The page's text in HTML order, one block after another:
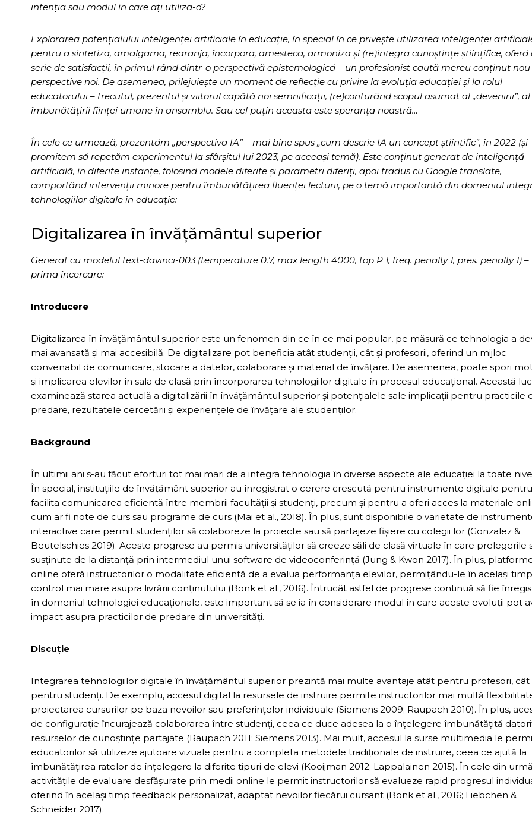
intenția sau modul în care ați utiliza-o?
Explorarea potențialului inteligenței artificiale în educație, în special în ce privește utilizarea inteligenței
pentru a sintetiza, amalgama, rearanja, încorpora, amesteca, armoniza și (re)integra cunoștințe științifice, oferă
serie de satisfacții, în primul rând dintr-o perspectivă epistemologică – un profesionist caută mereu conținut nou
perspective noi. De asemenea, prilejuiește un moment de reflecție cu privire la evoluția educației și la rolul
educatorului – trecutul, prezentul și viitorul capătă noi semnificații, (re)conturând scopul asumat al „devenirii”, al
îmbunătățirii ființei umane în ansamblu. Sau cel puțin aceasta este speranța noastră…
În cele ce urmează, prezentăm „perspectiva IA” – mai bine spus „cum descrie IA un concept științific”, în 2022 (și
promitem să repetăm experimentul la sfârșitul lui 2023, pe aceeași temă). Este conținut generat de inteligență
artificială, în diferite instanțe, folosind modele diferite și parametri diferiți, apoi tradus cu Google translate,
comportând intervenții minore pentru îmbunătățirea fluenței lecturii, pe o temă importantă din domeniul
tehnologiilor digitale în educație:
Digitalizarea în învățământul superior
Generat cu modelul text-davinci-003 (temperature 0.7, max length 4000, top P 1, freq. penalty 1, pres. penalty 1) –
prima încercare:
Introducere
Digitalizarea în învățământul superior este un fenomen din ce în ce mai popular, pe măsură ce tehnologia a
mai avansată și mai accesibilă. De digitalizare pot beneficia atât studenții, cât și profesorii, oferind un mijloc
convenabil de comunicare, stocare a datelor, colaborare și material de învățare. De asemenea, poate spori
și implicarea elevilor în sala de clasă prin încorporarea tehnologiilor digitale în procesul educațional. Această
examinează starea actuală a digitalizării în învățământul superior și potențialele sale implicații pentru practicile
predare, rezultatele cercetării și experiențele de învățare ale studenților.
Background
În ultimii ani s-au făcut eforturi tot mai mari de a integra tehnologia în diverse aspecte ale educației la toate
În special, instituțiile de învățământ superior au înregistrat o cerere crescută pentru instrumente digitale
facilita comunicarea eficientă între membrii facultății și studenți, precum și pentru a oferi acces la materiale
cum ar fi note de curs sau programe de curs (Mai et al., 2018). În plus, sunt disponibile o varietate de
interactive care permit studenților să colaboreze la proiecte sau să partajeze fișiere cu colegii lor (Gonzalez &
Beutelschies 2019). Aceste progrese au permis universităților să creeze săli de clasă virtuale în care prelegerile
susținute de la distanță prin intermediul unui software de videoconferință (Jung & Kwon 2017). În plus,
online oferă instructorilor o modalitate eficientă de a evalua performanța elevilor, permițându-le în același
control mai mare asupra livrării conținutului (Bonk et al., 2016). Întrucât astfel de progrese continuă să fie
în domeniul tehnologiei educaționale, este important să se ia în considerare modul în care aceste evoluții pot
impact asupra practicilor de predare din universități.
Discuţie
Integrarea tehnologiilor digitale în învățământul superior prezintă mai multe avantaje atât pentru profesori, cât
pentru studenți. De exemplu, accesul digital la resursele de instruire permite instructorilor mai multă
proiectarea cursurilor pe baza nevoilor sau preferințelor individuale (Siemens 2009; Raupach 2010). În plus,
de configurație încurajează colaborarea între studenți, ceea ce duce adesea la o înțelegere îmbunătățită
resurselor de cunoștințe partajate (Raupach 2011; Siemens 2013). Mai mult, accesul la surse multimedia le
educatorilor să utilizeze ajutoare vizuale pentru a completa metodele tradiționale de instruire, ceea ce ajută la
îmbunătățirea ratelor de înțelegere la diferite tipuri de elevi (Kooijman 2012; Lappalainen 2015). În cele din
activitățile de evaluare desfășurate prin medii online le permit instructorilor să evalueze rapid progresul
oferind în același timp feedback personalizat, adaptat nevoilor fiecărui cursant (Bonk et al., 2016; Liebchen &
Schneider 2017).